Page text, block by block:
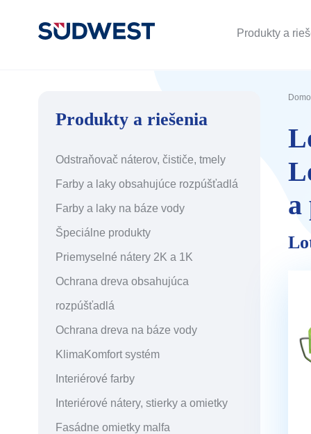
Produkty a
Produkty a riešenia
Odstraňovač náterov, čističe, tmely
Farby a laky obsahujúce rozpúšťadlá
Farby a laky na báze vody
Špeciálne produkty
Priemyselné nátery 2K a 1K
Ochrana dreva obsahujúca
rozpúšťadlá
Ochrana dreva na báze vody
KlimaKomfort systém
Interiérové farby
Interiérové nátery, stierky a omietky
Fasádne omietky malfa
a